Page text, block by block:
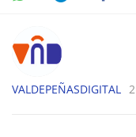
VALDEPEÑASDIGITAL